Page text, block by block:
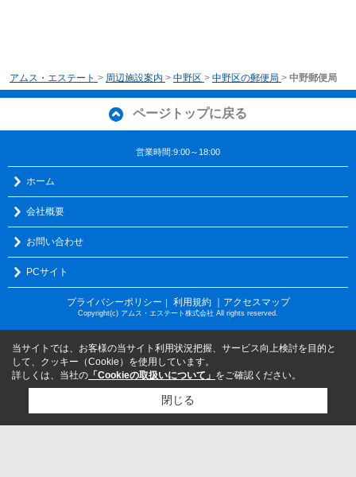
アムス・エステート > 周辺施設案内 > 中野区 > 中野区の郵便局 > 中野郵便局
ページトップに戻る
営業時間:9:00～18:00
ホーム
会社概要
お問い合わせ
PCサイト
プライバシーポリシー ｜ 利用規約 ｜アクセスマップ
Copyright(c) アムス・エステート株式会社 All rights reserved.
当サイトでは、お客様の当サイト利用状況把握、サービス向上検討を目的と
して、クッキー（Cookie）を使用しています。
詳しくは、当社の 「Cookieの取扱いについて」 をご確認ください。
閉じる